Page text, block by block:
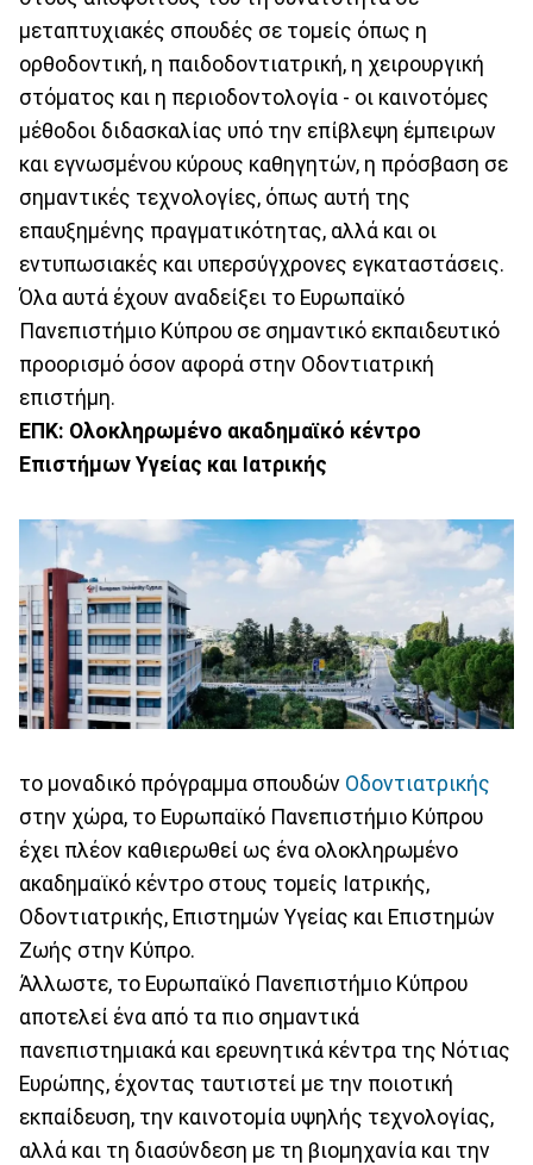
μεταπτυχιακές σπουδές σε τομείς όπως η
ορθοδοντική, η παιδοδοντιατρική, η χειρουργική
στόματος και η περιοδοντολογία - οι καινοτόμες
μέθοδοι διδασκαλίας υπό την επίβλεψη έμπειρων
και εγνωσμένου κύρους καθηγητών, η πρόσβαση σε
σημαντικές τεχνολογίες, όπως αυτή της
επαυξημένης πραγματικότητας, αλλά και οι
εντυπωσιακές και υπερσύγχρονες εγκαταστάσεις.
Όλα αυτά έχουν αναδείξει το Ευρωπαϊκό
Πανεπιστήμιο Κύπρου σε σημαντικό εκπαιδευτικό
προορισμό όσον αφορά στην Οδοντιατρική
επιστήμη.
ΕΠΚ: Ολοκληρωμένο ακαδημαϊκό κέντρο
Επιστήμων Υγείας και Ιατρικής
το μοναδικό πρόγραμμα σπουδών Οδοντιατρικής
στην χώρα, το Ευρωπαϊκό Πανεπιστήμιο Κύπρου
έχει πλέον καθιερωθεί ως ένα ολοκληρωμένο
ακαδημαϊκό κέντρο στους τομείς Ιατρικής,
Οδοντιατρικής, Επιστημών Υγείας και Επιστημών
Ζωής στην Κύπρο.
Άλλωστε, το Ευρωπαϊκό Πανεπιστήμιο Κύπρου
αποτελεί ένα από τα πιο σημαντικά
πανεπιστημιακά και ερευνητικά κέντρα της Νότιας
Ευρώπης, έχοντας ταυτιστεί με την ποιοτική
εκπαίδευση, την καινοτομία υψηλής τεχνολογίας,
αλλά και τη διασύνδεση με τη βιομηχανία και την